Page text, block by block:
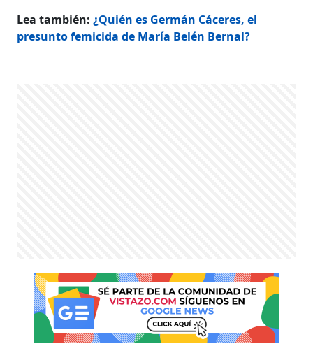
Lea también:¿Quién es Germán Cáceres, el
presunto femicida de María Belén Bernal?